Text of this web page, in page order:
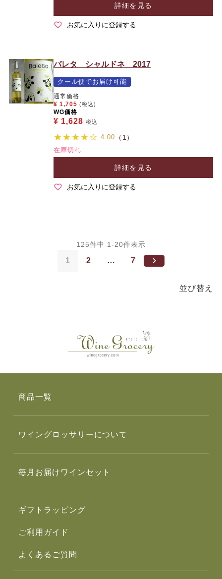
詳細を見る
お気に入りに登録する
バレタ シャルドネ 2017
クール便でお届け可能
通常価格
¥ 1,705 (税込)
WG価格
¥ 1,628 税込
4.00 （1）
在庫切れ
詳細を見る
お気に入りに登録する
並び替え
125件中 1 -20件表示
1 2 … 7
商品一覧
ワイングロッサリーについて
毎月お届けワインセット
ギフトラッピング
ご利用ガイド
よくあるご質問